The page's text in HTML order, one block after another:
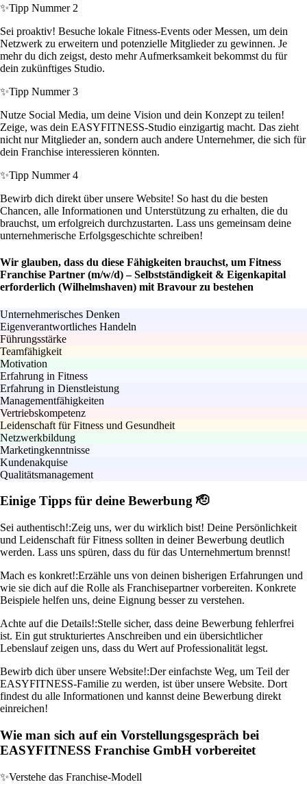
✨Tipp Nummer 2
Sei proaktiv! Besuche lokale Fitness-Events oder Messen, um dein
Netzwerk zu erweitern und potenzielle Mitglieder zu gewinnen. Je
mehr du dich zeigst, desto mehr Aufmerksamkeit bekommst du für
dein zukünftiges Studio.
✨Tipp Nummer 3
Nutze Social Media, um deine Vision und dein Konzept zu teilen!
Zeige, was dein EASYFITNESS-Studio einzigartig macht. Das zieht
nicht nur Mitglieder an, sondern auch andere Unternehmer, die sich für
dein Franchise interessieren könnten.
✨Tipp Nummer 4
Bewirb dich direkt über unsere Website! So hast du die besten
Chancen, alle Informationen und Unterstützung zu erhalten, die du
brauchst, um erfolgreich durchzustarten. Lass uns gemeinsam deine
unternehmerische Erfolgsgeschichte schreiben!
Wir glauben, dass du diese Fähigkeiten brauchst, um Fitness
Franchise Partner (m/w/d) – Selbstständigkeit & Eigenkapital
erforderlich (Wilhelmshaven) mit Bravour zu bestehen
Unternehmerisches Denken
Eigenverantwortliches Handeln
Führungsstärke
Teamfähigkeit
Motivation
Erfahrung in Fitness
Erfahrung in Dienstleistung
Managementfähigkeiten
Vertriebskompetenz
Leidenschaft für Fitness und Gesundheit
Netzwerkbildung
Marketingkenntnisse
Kundenakquise
Qualitätsmanagement
Einige Tipps für deine Bewerbung 🫡
Sei authentisch!:Zeig uns, wer du wirklich bist! Deine Persönlichkeit
und Leidenschaft für Fitness sollten in deiner Bewerbung deutlich
werden. Lass uns spüren, dass du für das Unternehmertum brennst!
Mach es konkret!:Erzähle uns von deinen bisherigen Erfahrungen und
wie sie dich auf die Rolle als Franchisepartner vorbereiten. Konkrete
Beispiele helfen uns, deine Eignung besser zu verstehen.
Achte auf die Details!:Stelle sicher, dass deine Bewerbung fehlerfrei
ist. Ein gut strukturiertes Anschreiben und ein übersichtlicher
Lebenslauf zeigen uns, dass du Wert auf Professionalität legst.
Bewirb dich über unsere Website!:Der einfachste Weg, um Teil der
EASYFITNESS-Familie zu werden, ist über unsere Website. Dort
findest du alle Informationen und kannst deine Bewerbung direkt
einreichen!
Wie man sich auf ein Vorstellungsgespräch bei
EASYFITNESS Franchise GmbH vorbereitet
✨Verstehe das Franchise-Modell